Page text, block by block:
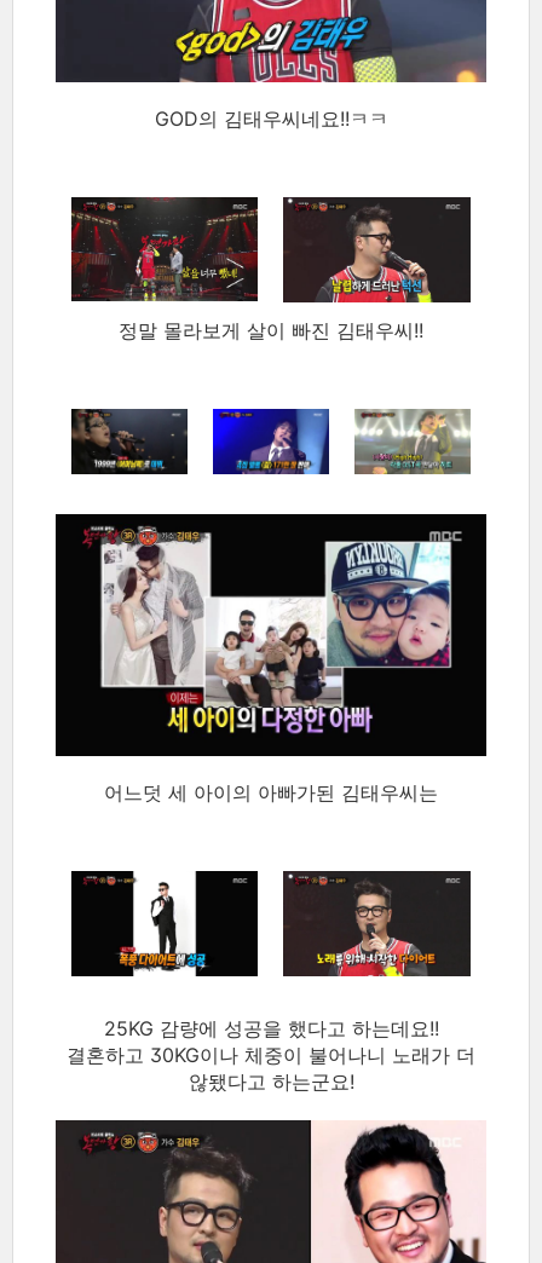
GOD의 김태우씨네요!!ㅋㅋ
정말 몰라보게 살이 빠진 김태우씨!!
어느덧 세 아이의 아빠가된 김태우씨는
25KG 감량에 성공을 했다고 하는데요!!
결혼하고 30KG이나 체중이 불어나니 노래가 더
않됐다고 하는군요!